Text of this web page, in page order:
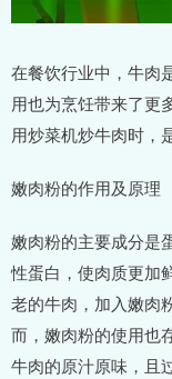
在餐饮行业中，牛肉
用也为烹饪带来了更
用炒菜机炒牛肉时，
嫩肉粉的作用及原理
嫩肉粉的主要成分是
性蛋白，使肉质更加
老的牛肉，加入嫩肉
而，嫩肉粉的使用也
牛肉的原汁原味，且